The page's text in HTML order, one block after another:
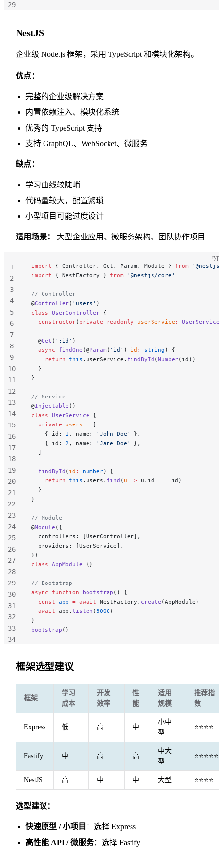
29
NestJS
企业级 Node.js 框架，采用 TypeScript 和模块化架构。
优点：
完整的企业级解决方案
内置依赖注入、模块化系统
优秀的 TypeScript 支持
支持 GraphQL、WebSocket、微服务
缺点：
学习曲线较陡峭
代码量较大，配置繁琐
小型项目可能过度设计
适用场景： 大型企业应用、微服务架构、团队协作项目
import { Controller, Get, Param, Module } from
import { NestFactory } from '@nestjs/core'
// Controller
@Controller( 'users' )
class UserController {
  constructor
( private readonly userService : UserService
  @
Get ( ':id' )
  async
findOne (@Param ( 'id' ) id : string ) {
    return
this .userService. findById (Number(id))
  }
}
// Service
@Injectable ()
class UserService {
  private
users = [
    { id:
1 , name: 'John Doe'
},
    { id:
2 , name: 'Jane Doe'
},
  ]
  findById
( id : number) {
    return
this .users. find ( u => u.id === id)
  }
}
// Module
@Module ({
  controllers: [UserController],
  providers: [UserService],
})
class AppModule {}
// Bootstrap
async function bootstrap () {
  const
app = await NestFactory. create (AppModule)
  await
app. listen (3000 )
}
bootstrap ()
1
2
3
4
5
6
7
8
9
10
11
12
13
14
15
16
17
18
19
20
21
22
23
24
25
26
27
28
29
30
31
32
33
34
框架选型建议
框架
学习
成本
开发
效率
性
能
适用
规模
推荐指
数
Express 低 高 中
小中
型
⭐⭐⭐⭐
Fastify 中 高 高
中大
型
⭐⭐⭐⭐⭐
NestJS 高 中 中 大型 ⭐⭐⭐⭐
选型建议：
快速原型 / 小项目 ：选择 Express
高性能 API / 微服务：选择 Fastify